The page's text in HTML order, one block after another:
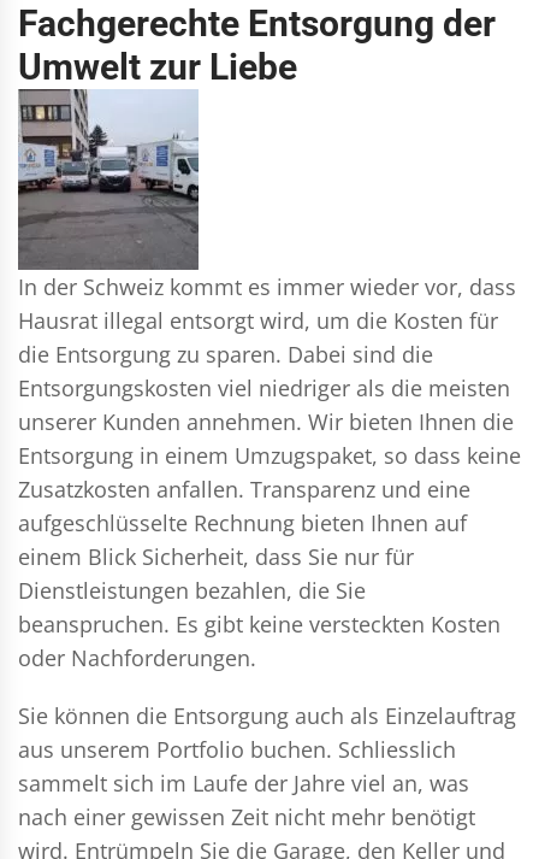
Fachgerechte Entsorgung der
Umwelt zur Liebe
In der Schweiz kommt es immer wieder vor, dass
Hausrat illegal entsorgt wird, um die Kosten für
die Entsorgung zu sparen. Dabei sind die
Entsorgungskosten viel niedriger als die meisten
unserer Kunden annehmen. Wir bieten Ihnen die
Entsorgung in einem Umzugspaket, so dass keine
Zusatzkosten anfallen. Transparenz und eine
aufgeschlüsselte Rechnung bieten Ihnen auf
einem Blick Sicherheit, dass Sie nur für
Dienstleistungen bezahlen, die Sie
beanspruchen. Es gibt keine versteckten Kosten
oder Nachforderungen.
Sie können die Entsorgung auch als Einzelauftrag
aus unserem Portfolio buchen. Schliesslich
sammelt sich im Laufe der Jahre viel an, was
nach einer gewissen Zeit nicht mehr benötigt
wird. Entrümpeln Sie die Garage, den Keller und